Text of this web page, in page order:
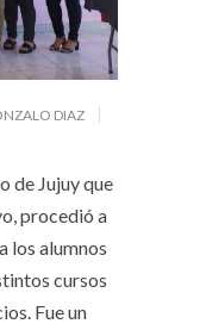
DIAZ
de Jujuy que
procedió a
los alumnos
cursos
Fue un